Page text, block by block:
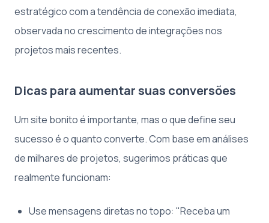
estratégico com a tendência de conexão imediata,
observada no crescimento de integrações nos
projetos mais recentes.
Dicas para aumentar suas conversões
Um site bonito é importante, mas o que define seu
sucesso é o quanto converte. Com base em análises
de milhares de projetos, sugerimos práticas que
realmente funcionam:
Use mensagens diretas no topo: "Receba um